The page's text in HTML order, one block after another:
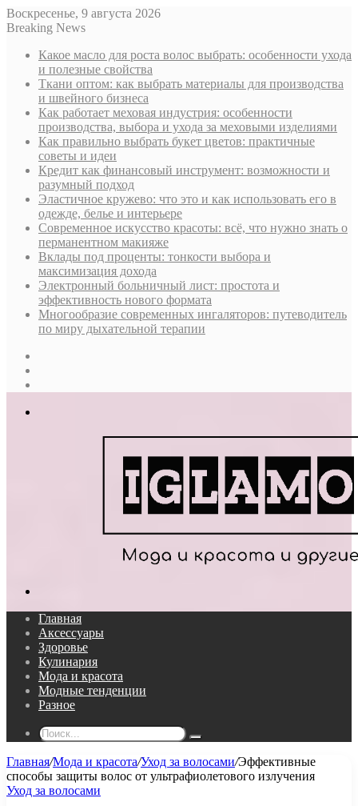
Воскресенье, 9 августа 2026
Breaking News
Какое масло для роста волос выбрать: особенности ухода
и полезные свойства
Ткани оптом: как выбрать материалы для производства
и швейного бизнеса
Как работает меховая индустрия: особенности
производства, выбора и ухода за меховыми изделиями
Как правильно выбрать букет цветов: практичные
советы и идеи
Кредит как финансовый инструмент: возможности и
разумный подход
Эластичное кружево: что это и как использовать его в
одежде, белье и интерьере
Современное искусство красоты: всё, что нужно знать о
перманентном макияже
Вклады под проценты: тонкости выбора и
максимизация дохода
Электронный больничный лист: простота и
эффективность нового формата
Многообразие современных ингаляторов: путеводитель
по миру дыхательной терапии
Главная
Аксессуары
Здоровье
Кулинария
Мода и красота
Модные тенденции
Разное
Поиск...
Главная/Мода и красота/Уход за волосами/Эффективные
способы защиты волос от ультрафиолетового излучения
Уход за волосами